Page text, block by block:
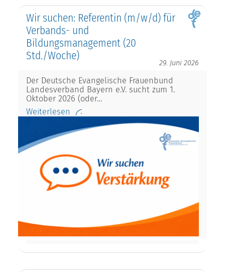
Wir suchen: Referentin (m/w/d) für
Verbands- und
Bildungsmanagement (20
Std./Woche)
29. Juni 2026
Der Deutsche Evangelische Frauenbund
Landesverband Bayern e.V. sucht zum 1.
Oktober 2026 (oder…
Weiterlesen